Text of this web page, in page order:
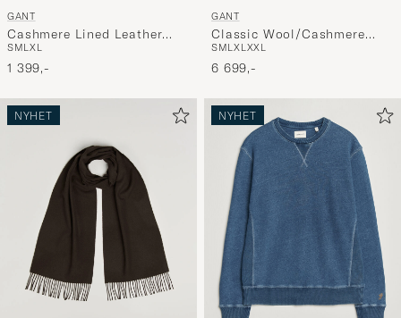
GANT
Cashmere Lined Leather
Glove Black
SMLXL
1 399,-
GANT
Classic Wool/Cashmere
Coat Black
SMLXLXXL
6 699,-
NYHET NYHET